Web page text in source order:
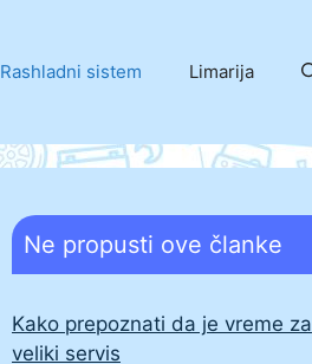
Rashladni sistem Limarija
Ne propusti ove članke
Kako prepoznati da je vreme za
veliki servis